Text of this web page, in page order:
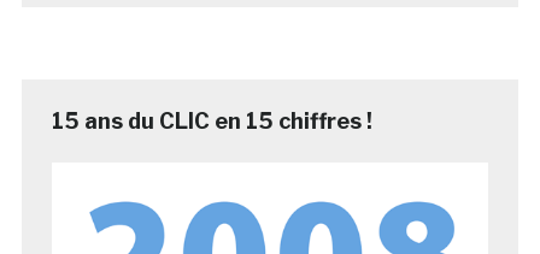
15 ans du CLIC en 15 chiffres !